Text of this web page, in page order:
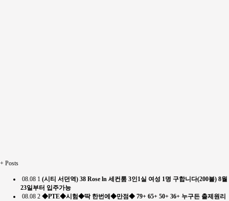
+ Posts
08.08 1 (시티 서던역) 38 Rose ln 세컨룸 3인1실 여성 1명 구합니다(200불) 8월
23일부터 입주가능
08.08 2 ◆PTE◆시험◆딱 한번에◆만점◆ 79+ 65+ 50+ 36+ 누구든 출제원리